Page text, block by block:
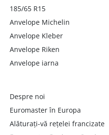
185/65 R15
Anvelope Michelin
Anvelope Kleber
Anvelope Riken
Anvelope iarna
Despre noi
Euromaster în Europa
Alăturați-vă rețelei francizate